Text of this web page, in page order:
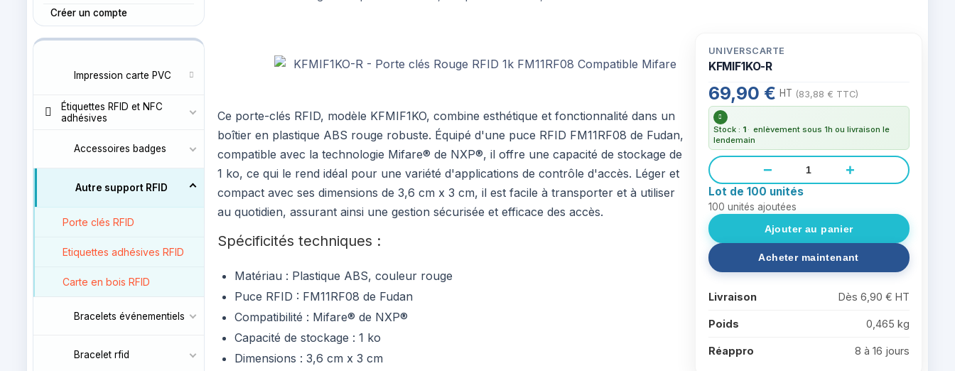
Créer un compte
Impression carte PVC
Étiquettes RFID et NFC
adhésives
Accessoires badges
Autre support RFID
Porte clés RFID
Etiquettes adhésives RFID
Carte en bois RFID
Bracelets événementiels
Bracelet rfid
UNIVERSCARTE
KFMIF1KO-R
69,90 € HT (83,88 € TTC)
Stock : 1 · enlèvement sous 1h ou livraison le
lendemain
− +
Lot de 100 unités
100 unités ajoutées
Livraison Dès 6,90 € HT
Poids 0,465 kg
Réappro 8 à 16 jours
Ce porte-clés RFID, modèle KFMIF1KO, combine esthétique et fonctionnalité dans un
boîtier en plastique ABS rouge robuste. Équipé d'une puce RFID FM11RF08 de Fudan,
compatible avec la technologie Mifare® de NXP®, il offre une capacité de stockage de
1 ko, ce qui le rend idéal pour une variété d'applications de contrôle d'accès. Léger et
compact avec ses dimensions de 3,6 cm x 3 cm, il est facile à transporter et à utiliser
au quotidien, assurant ainsi une gestion sécurisée et efficace des accès.
Spécificités techniques :
Matériau : Plastique ABS, couleur rouge
Puce RFID : FM11RF08 de Fudan
Compatibilité : Mifare® de NXP®
Capacité de stockage : 1 ko
Dimensions : 3,6 cm x 3 cm